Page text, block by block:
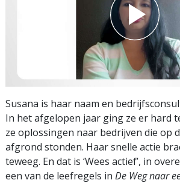
Susana is haar naam en
In het afgelopen jaar ging ze er hard
ze oplossingen naar bedrijven die op
afgrond stonden. Haar snelle actie
teweeg. En dat is ‘Wees actief’, in
een van de leefregels in De Weg naar